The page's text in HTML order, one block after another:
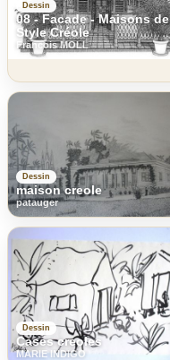
Dessin
08 - Facade - Maisons de
Style Créole
Francois MOLL
Dessin
maison creole
patauger
Dessin
Cases creoles
MARIE INDIGO